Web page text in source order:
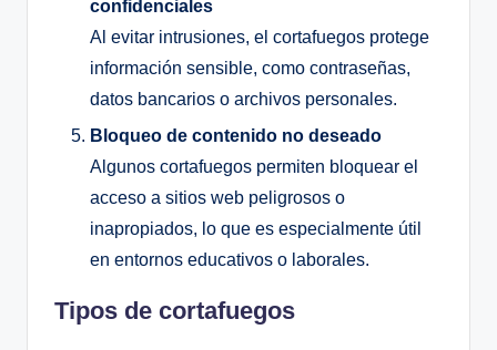
confidenciales
Al evitar intrusiones, el cortafuegos protege
información sensible, como contraseñas,
datos bancarios o archivos personales.
Bloqueo de contenido no deseado
Algunos cortafuegos permiten bloquear el
acceso a sitios web peligrosos o
inapropiados, lo que es especialmente útil
en entornos educativos o laborales.
Tipos de cortafuegos